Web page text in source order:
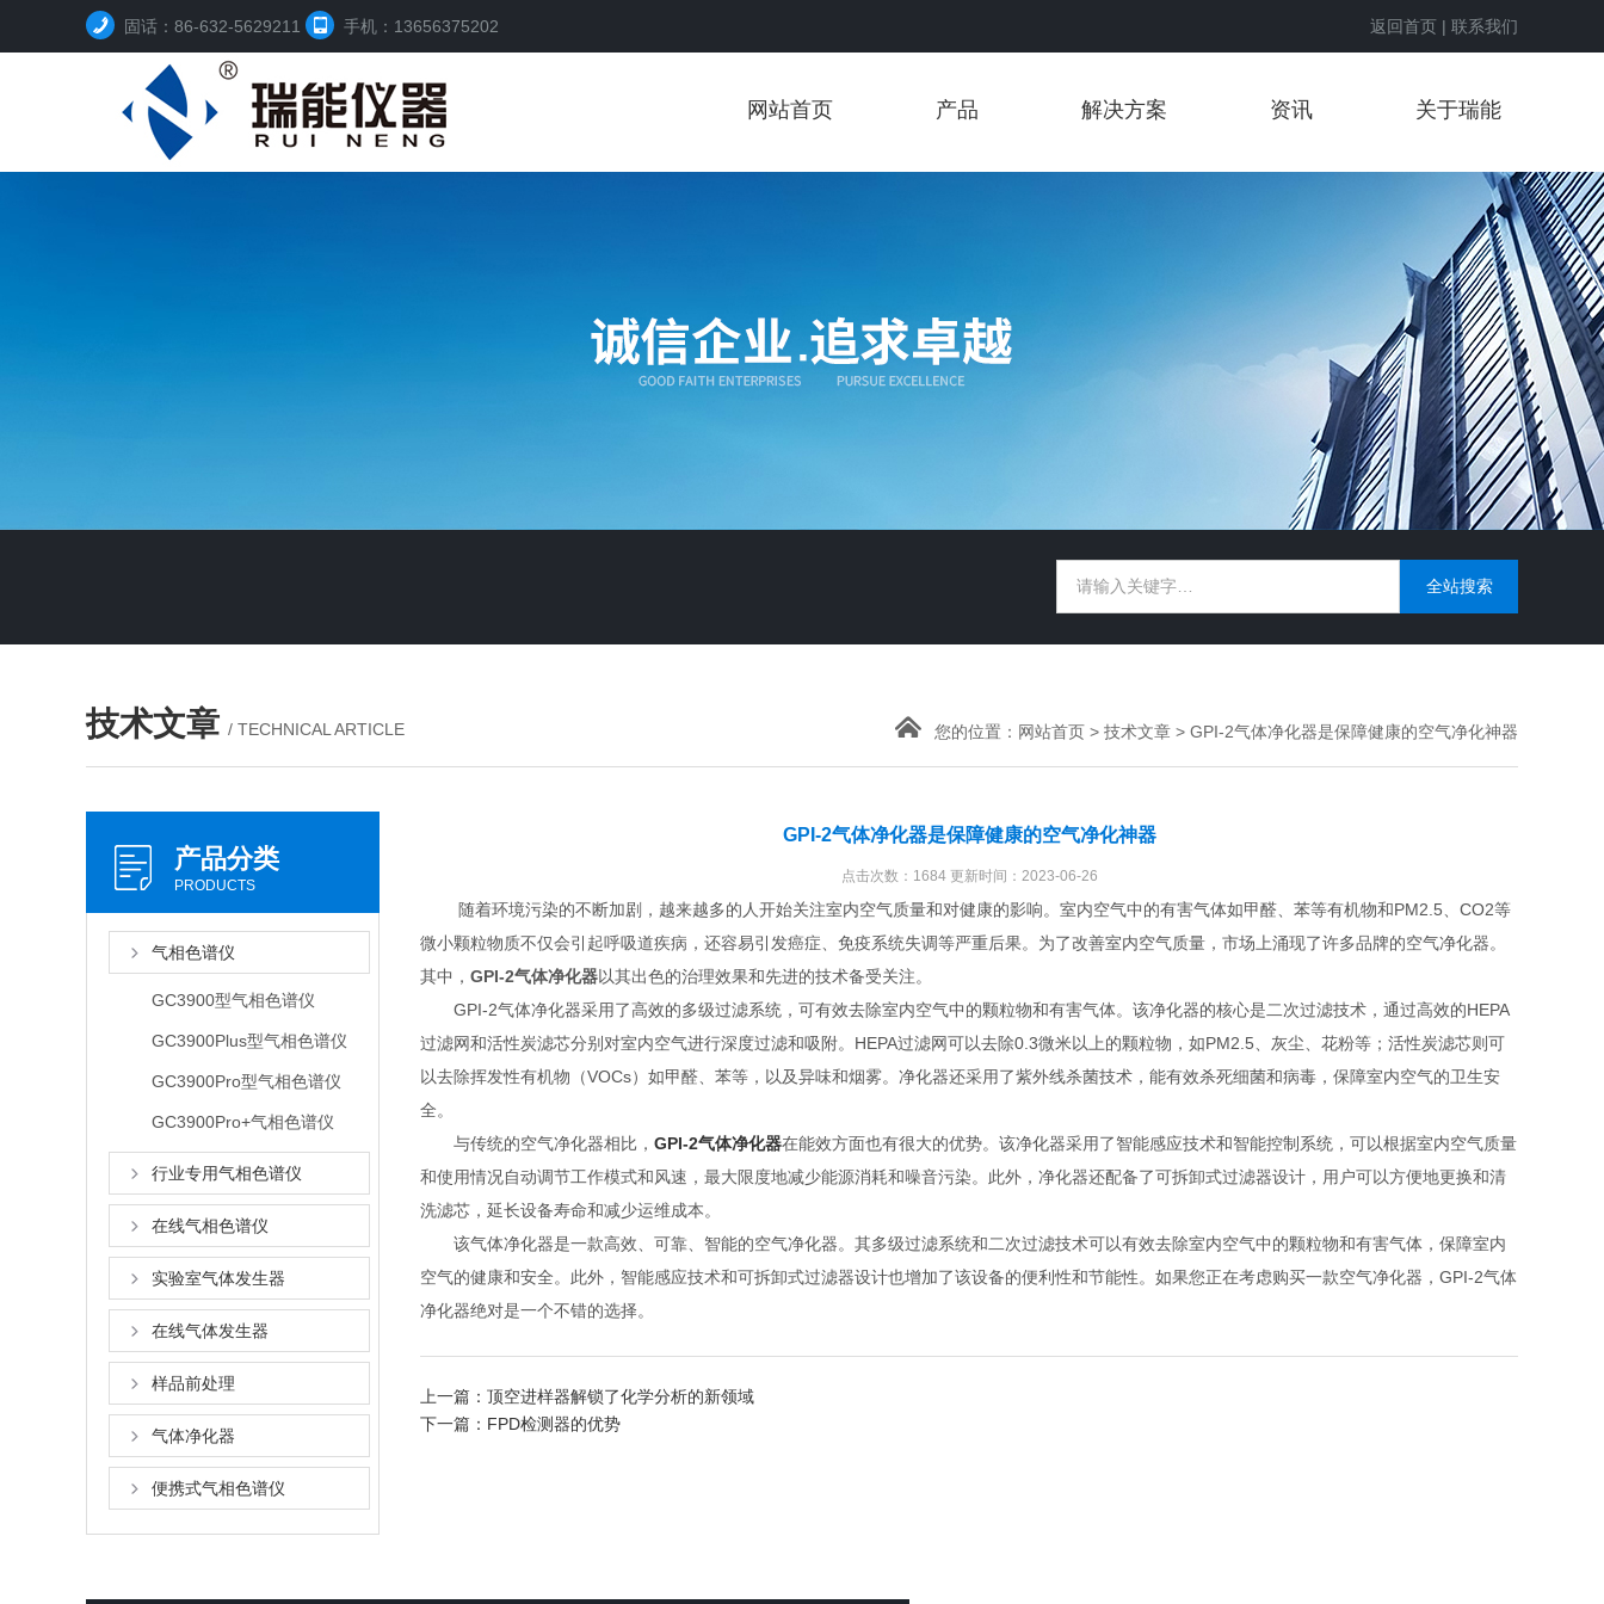
固话：86-632-5629211 手机：13656375202 返回首页 | 联系我们
网站首页 产品 解决方案 资讯 关于瑞能
技术文章 / TECHNICAL ARTICLE 您的位置： 网站首页 > 技术文章 > GPI-2气体净化器是保障健康的空气净化神器
产品分类
PRODUCTS
气相色谱仪
GC3900型气相色谱仪
GC3900Plus型气相色谱仪
GC3900Pro型气相色谱仪
GC3900Pro+气相色谱仪
行业专用气相色谱仪
在线气相色谱仪
实验室气体发生器
在线气体发生器
样品前处理
气体净化器
便携式气相色谱仪
GPI-2气体净化器是保障健康的空气净化神器
点击次数：1684 更新时间：2023-06-26
随着环境污染的不断加剧，越来越多的人开始关注室内空气质量和对健康的影响。室内空气中的有害气体如甲醛、苯等有机物和PM2.5、CO2等
微小颗粒物质不仅会引起呼吸道疾病，还容易引发癌症、免疫系统失调等严重后果。为了改善室内空气质量，市场上涌现了许多品牌的空气净化器。
其中， GPI-2气体净化器以其出色的治理效果和先进的技术备受关注。
GPI-2气体净化器采用了高效的多级过滤系统，可有效去除室内空气中的颗粒物和有害气体。该净化器的核心是二次过滤技术，通过高效的HEPA
过滤网和活性炭滤芯分别对室内空气进行深度过滤和吸附。HEPA过滤网可以去除0.3微米以上的颗粒物，如PM2.5、灰尘、花粉等；活性炭滤芯则可
以去除挥发性有机物（VOCs）如甲醛、苯等，以及异味和烟雾。净化器还采用了紫外线杀菌技术，能有效杀死细菌和病毒，保障室内空气的卫生安
全。
与传统的空气净化器相比， GPI-2气体净化器在能效方面也有很大的优势。该净化器采用了智能感应技术和智能控制系统，可以根据室内空气质量
和使用情况自动调节工作模式和风速，最大限度地减少能源消耗和噪音污染。此外，净化器还配备了可拆卸式过滤器设计，用户可以方便地更换和清
洗滤芯，延长设备寿命和减少运维成本。
该气体净化器是一款高效、可靠、智能的空气净化器。其多级过滤系统和二次过滤技术可以有效去除室内空气中的颗粒物和有害气体，保障室内
空气的健康和安全。此外，智能感应技术和可拆卸式过滤器设计也增加了该设备的便利性和节能性。如果您正在考虑购买一款空气净化器，GPI-2气体
净化器绝对是一个不错的选择。
上一篇： 顶空进样器解锁了化学分析的新领域
下一篇： FPD检测器的优势